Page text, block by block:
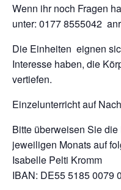
Wenn ihr noch Fragen
unter: 0177 8555042
Die Einheiten eignen
Interesse haben, die
vertiefen.
Einzelunterricht auf
Bitte überweisen Sie
jeweiligen Monats auf
Isabelle Pelti Kromm
IBAN: DE55 5185 0079